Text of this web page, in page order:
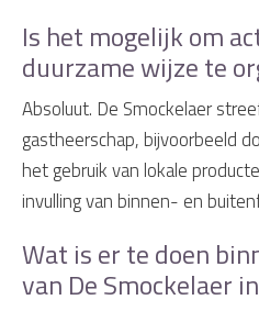
Is het mogelijk om
duurzame wijze te
Absoluut. De Smockelaer
gastheerschap, bijvoorbeeld
het gebruik van lokale
invulling van binnen- en
Wat is er te doen
van De Smockelaer